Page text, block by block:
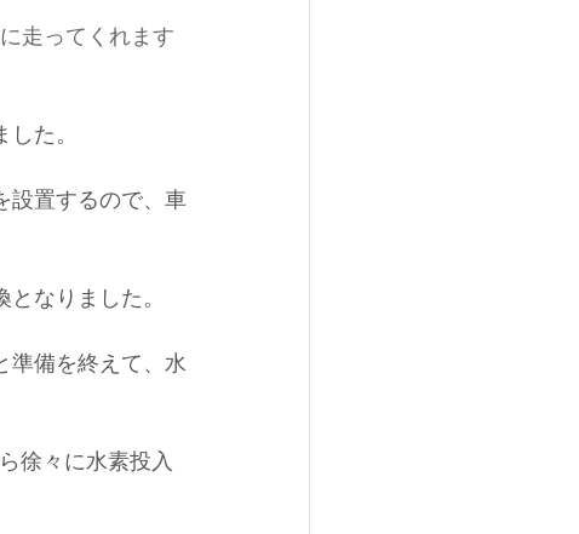
走ってくれます
た。
設置するので、車
なりました。
準備を終えて、水
徐々に水素投入